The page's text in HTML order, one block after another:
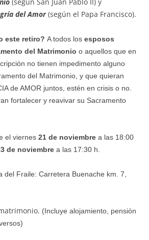
del Amor(según el Papa Francisco).
este retiro? A todos los esposos
del Matrimonio o aquellos que en
no tienen impedimento alguno
del Matrimonio, y que quieran
de AMOR juntos, estén en crisis o no.
fortalecer y reavivar su Sacramento
el viernes 21 de noviembre a las 18:00
de noviembre a las 17:30 h.
del Fraile: Carretera Buenache km. 7,
(Incluye alojamiento, pensión